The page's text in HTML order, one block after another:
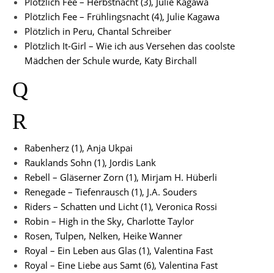
Plötzlich Fee – Frühlingsnacht (4), Julie Kagawa
Plötzlich in Peru, Chantal Schreiber
Plötzlich It-Girl – Wie ich aus Versehen das coolste
Mädchen der Schule wurde, Katy Birchall
Q
R
Rabenherz (1), Anja Ukpai
Rauklands Sohn (1), Jordis Lank
Rebell – Gläserner Zorn (1), Mirjam H. Hüberli
Renegade – Tiefenrausch (1), J.A. Souders
Riders – Schatten und Licht (1), Veronica Rossi
Robin – High in the Sky, Charlotte Taylor
Rosen, Tulpen, Nelken, Heike Wanner
Royal – Ein Leben aus Glas (1), Valentina Fast
Royal – Eine Liebe aus Samt (6), Valentina Fast